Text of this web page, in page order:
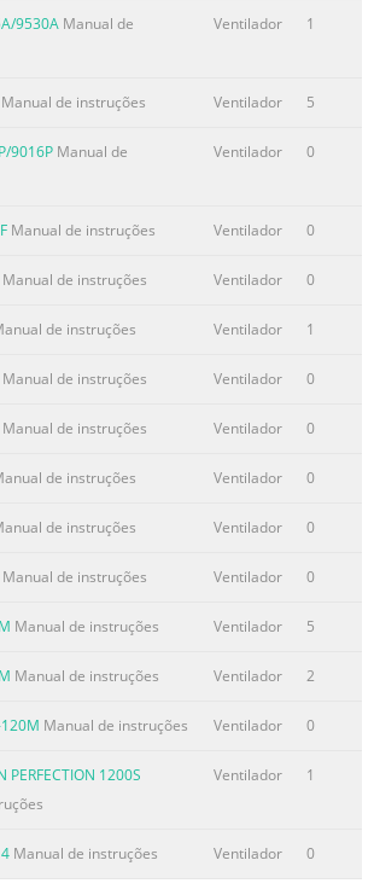
MANUAL DE INSTRUCCIONES DE
CAUTION: THE SECONDARY
BE USED ANYTIME THE CIRCULATOR IS
Secondary SECONDARY SUPPORT
Wires MÚLTIPLE Support 1. Loop one
Rear Circulator Guard. (Figure 2) 18"
4YN46C/9318C 2. Attach a Cable
9530A Manual de
Ventilador 1
Manual de instruções Ventilador 5
9016P Manual de
Ventilador 0
Manual de instruções Ventilador 0
Manual de instruções Ventilador 0
de instruções Ventilador 1
Manual de instruções Ventilador 0
Manual de instruções Ventilador 0
de instruções Ventilador 0
de instruções Ventilador 0
Manual de instruções Ventilador 0
Manual de instruções Ventilador 5
Manual de instruções Ventilador 2
Manual de instruções Ventilador 0
PERFECTION 1200S
Ventilador 1
Manual de instruções Ventilador 0